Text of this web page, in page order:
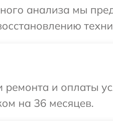
анализа мы
ремонта и оплаты
на 36 месяцев.